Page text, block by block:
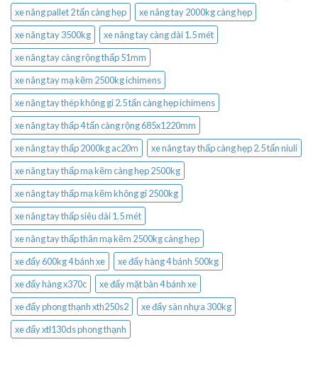
xe nâng pallet 2 tấn càng hẹp
xe nâng tay 2000kg càng hẹp
xe nâng tay 3500kg
xe nâng tay càng dài 1.5 mét
xe nâng tay càng rộng thấp 51mm
xe nâng tay mạ kẽm 2500kg ichimens
xe nâng tay thép không gỉ 2.5 tấn càng hẹp ichimens
xe nâng tay thấp 4 tấn càng rộng 685x1220mm
xe nâng tay thấp 2000kg ac20m
xe nâng tay thấp càng hẹp 2.5 tấn niuli
xe nâng tay thấp mạ kẽm càng hẹp 2500kg
xe nâng tay thấp mạ kẽm không gỉ 2500kg
xe nâng tay thấp siêu dài 1.5 mét
xe nâng tay thấp thân mạ kẽm 2500kg càng hẹp
xe đẩy 600kg 4 bánh xe
xe đẩy hàng 4 bánh 500kg
xe đẩy hàng x370c
xe đẩy mặt bàn 4 bánh xe
xe đẩy phong thạnh xth250s2
xe đẩy sàn nhựa 300kg
xe đẩy xtl130ds phong thạnh